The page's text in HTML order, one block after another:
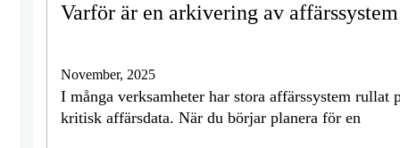
Varför är en arkivering av
November, 2025
I många verksamheter har stora affärssystem
kritisk affärsdata. När du börjar planera för en